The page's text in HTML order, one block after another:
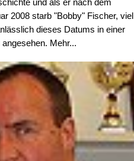
2008 starb "Bobby" Fischer, viel
dieses Datums in einer
Mehr...